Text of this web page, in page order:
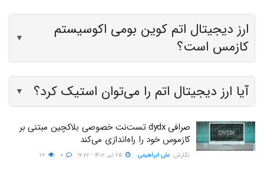
ارز دیجیتال اتم کوین بومی اکوسیستم
کازمس است؟
▼
آیا ارز دیجیتال اتم را می‌توان استیک کرد؟ ▼
صرافی dydx تست‌نت خصوصی بلاکچین مبتنی بر
کازموس خود را راه‌اندازی می‌کند
نگارش:‌ علی ابراهیمی